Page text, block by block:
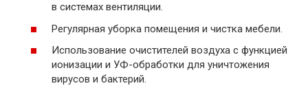
в системах вентиляции.
Регулярная уборка помещения и чистка мебели.
Использование очистителей воздуха с функцией
ионизации и УФ-обработки для уничтожения
вирусов и бактерий.